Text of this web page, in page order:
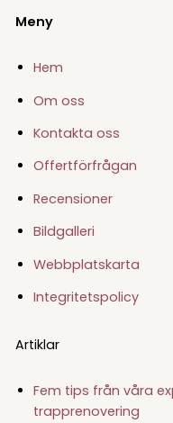
Meny
Hem
Om oss
Kontakta oss
Offertförfrågan
Recensioner
Bildgalleri
Webbplatskarta
Integritetspolicy
Artiklar
Fem tips från våra
trapprenovering